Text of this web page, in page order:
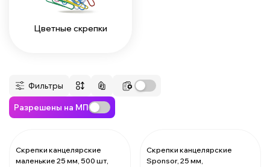
Цветные скрепки
Фильтры
Разрешены на МП
Скрепки канцелярские
маленькие 25 мм, 500 шт,
Скрепки канцелярские
Sponsor, 25 мм,
За 1 коробочку: